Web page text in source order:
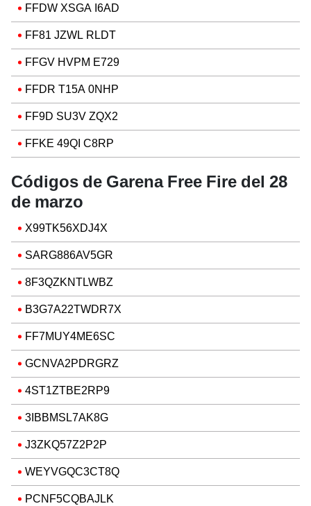
FFDW XSGA I6AD
FF81 JZWL RLDT
FFGV HVPM E729
FFDR T15A 0NHP
FF9D SU3V ZQX2
FFKE 49QI C8RP
Códigos de Garena Free Fire del 28
de marzo
X99TK56XDJ4X
SARG886AV5GR
8F3QZKNTLWBZ
B3G7A22TWDR7X
FF7MUY4ME6SC
GCNVA2PDRGRZ
4ST1ZTBE2RP9
3IBBMSL7AK8G
J3ZKQ57Z2P2P
WEYVGQC3CT8Q
PCNF5CQBAJLK